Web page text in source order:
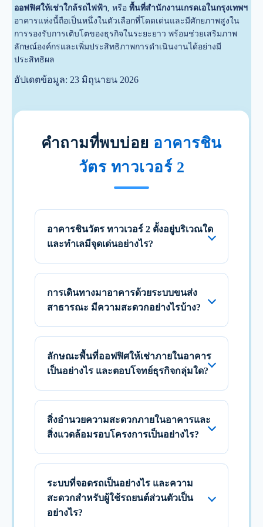
ออฟฟิศให้เช่าใกล้รถไฟฟ้า , หรือพื้นที่สำนักงานเกรดเอในกรุงเทพฯ
อาคารแห่งนี้ถือเป็นหนึ่งในตัวเลือกที่โดดเด่นและมีศักยภาพสูงใน
การรองรับการเติบโตของธุรกิจในระยะยาว พร้อมช่วยเสริมภาพ
ลักษณ์องค์กรและเพิ่มประสิทธิภาพการดำเนินงานได้อย่างมี
ประสิทธิผล
อัปเดตข้อมูล: 23 มิถุนายน 2026
คำถามที่พบบ่อย อาคารชิน
วัตร ทาวเวอร์ 2
อาคารชินวัตร ทาวเวอร์ 2 ตั้งอยู่บริเวณใด
และทำเลมีจุดเด่นอย่างไร?
การเดินทางมาอาคารด้วยระบบขนส่ง
สาธารณะ มีความสะดวกอย่างไรบ้าง?
ลักษณะพื้นที่ออฟฟิศให้เช่าภายในอาคาร
เป็นอย่างไร และตอบโจทย์ธุรกิจกลุ่มใด?
สิ่งอำนวยความสะดวกภายในอาคารและ
สิ่งแวดล้อมรอบโครงการเป็นอย่างไร?
ระบบที่จอดรถเป็นอย่างไร และความ
สะดวกสำหรับผู้ใช้รถยนต์ส่วนตัวเป็น
อย่างไร?